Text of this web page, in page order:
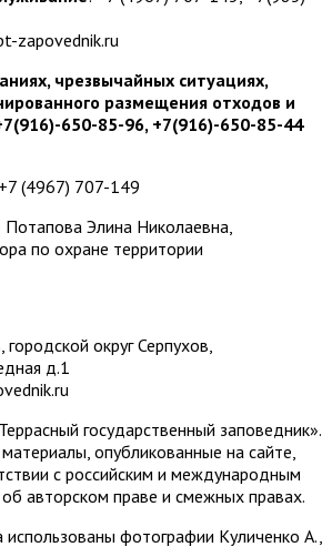
zapovednik.ru
чрезвычайных ситуациях,
размещения отходов и
650-85-96, +7(916)-650-85-44
(4967) 707-149
Элина Николаевна,
по охране территории
округ Серпухов,
д.1
государственный заповедник».
опубликованные на сайте,
с российским и международным
авторском праве и смежных правах.
фотографии Куличенко А.,